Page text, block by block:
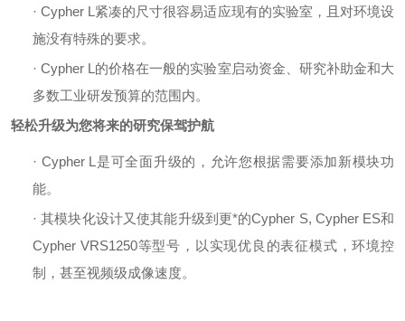
·Cypher L紧凑的尺寸很容易适应现有的实验室，且对环境设
施没有特殊的要求。
·Cypher L的价格在一般的实验室启动资金、研究补助金和大
多数工业研发预算的范围内。
轻松升级为您将来的研究保驾护航
· Cypher L是可全面升级的，允许您根据需要添加新模块功
能。
·其模块化设计又使其能升级到更*的Cypher S, Cypher ES和
Cypher VRS1250等型号，以实现优良的表征模式，环境控
制，甚至视频级成像速度。